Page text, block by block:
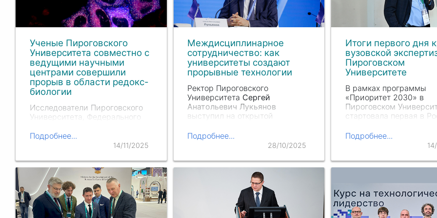
Ученые Пироговского
Университета совместно с
ведущими научными
центрами совершили
прорыв в области редокс-
биологии
Исследователи Пироговского
Университета, Федерального
нейротехнологий ФМБА
России, Научного центра LIFT и
коллегами из Бельгии и с
физического факультета МГУ
создали новый биосенсор для
детекции пероксида…
Подробнее...
14/11/2025
Междисциплинарное
сотрудничество: как
университеты создают
прорывные технологии
Ректор Пироговского
Университета Сергей
Анатольевич Лукьянов
выступил на открытой
технологического лидерства:
вызовы и решения» в рамках
технологическое лидерство».
Подробнее...
28/10/2025
Итоги первого дня
вузовской
Пироговском
Университете
В рамках программы
«Приоритет 2030» в
Пироговском
стартовала первая в
инициированная
Министерством науки
которая предполагает
Подробнее...